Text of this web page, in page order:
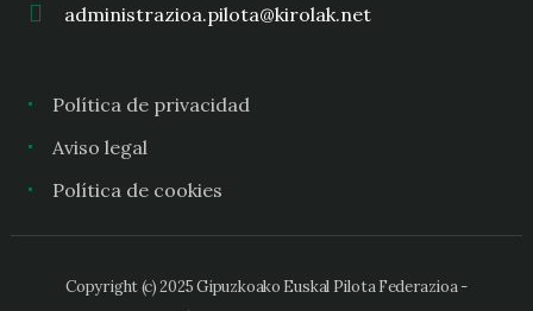
administrazioa.pilota@kirolak.net
Política de privacidad
Aviso legal
Política de cookies
Copyright (c) 2025 Gipuzkoako Euskal Pilota Federazioa -